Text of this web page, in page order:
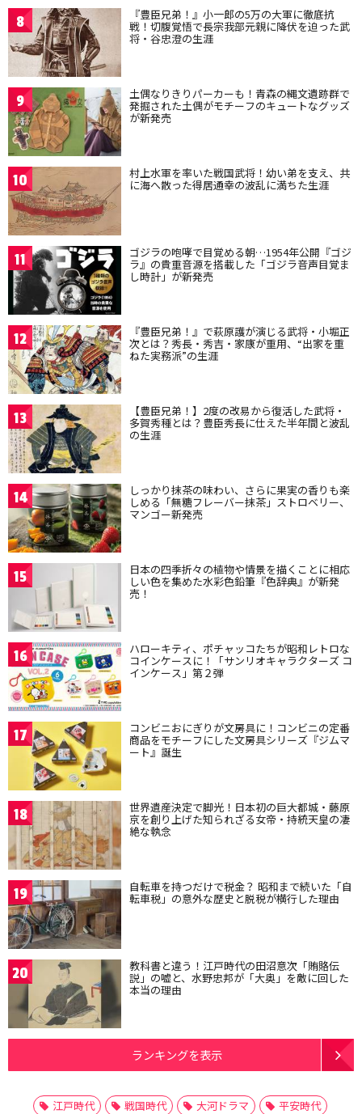
8 『豊臣兄弟！』小一郎の5万の大軍に徹底抗
戦！切腹覚悟で長宗我部元親に降伏を迫った武
将・谷忠澄の生涯
9 土偶なりきりパーカーも！青森の縄文遺跡群で
発掘された土偶がモチーフのキュートなグッズ
が新発売
10 村上水軍を率いた戦国武将！幼い弟を支え、共
に海へ散った得居通幸の波乱に満ちた生涯
11 ゴジラの咆哮で目覚める朝…1954年公開『ゴジ
ラ』の貴重音源を搭載した「ゴジラ音声目覚ま
し時計」が新発売
12 『豊臣兄弟！』で萩原護が演じる武将・小堀正
次とは？秀長・秀吉・家康が重用、“出家を重
ねた実務派”の生涯
13 【豊臣兄弟！】2度の改易から復活した武将・
多賀秀種とは？豊臣秀長に仕えた半年間と波乱
の生涯
14 しっかり抹茶の味わい、さらに果実の香りも楽
しめる「無糖フレーバー抹茶」ストロベリー、
マンゴー新発売
15 日本の四季折々の植物や情景を描くことに相応
しい色を集めた水彩色鉛筆『色辞典』が新発
売！
16 ハローキティ、ポチャッコたちが昭和レトロな
コインケースに！「サンリオキャラクターズ コ
インケース」第２弾
17 コンビニおにぎりが文房具に！コンビニの定番
商品をモチーフにした文房具シリーズ『ジムマ
ート』誕生
18 世界遺産決定で脚光！日本初の巨大都城・藤原
京を創り上げた知られざる女帝・持統天皇の凄
絶な執念
19 自転車を持つだけで税金？ 昭和まで続いた「自
転車税」の意外な歴史と脱税が横行した理由
20 教科書と違う！江戸時代の田沼意次「賄賂伝
説」の嘘と、水野忠邦が「大奥」を敵に回した
本当の理由
ランキングを表示
江戸時代 戦国時代 大河ドラマ
平安時代